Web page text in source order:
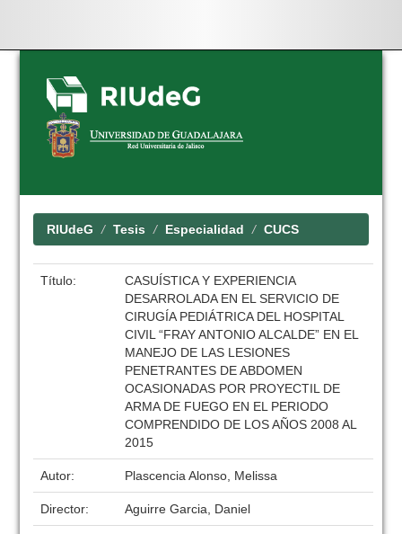
Skip
navigation
RIUdeG Tesis Especialidad CUCS
Título:
CASUÍSTICA Y EXPERIENCIA
DESARROLADA EN EL SERVICIO DE
CIRUGÍA PEDIÁTRICA DEL HOSPITAL
CIVIL “FRAY ANTONIO ALCALDE” EN EL
MANEJO DE LAS LESIONES
PENETRANTES DE ABDOMEN
OCASIONADAS POR PROYECTIL DE
ARMA DE FUEGO EN EL PERIODO
COMPRENDIDO DE LOS AÑOS 2008 AL
2015
Autor: Plascencia Alonso, Melissa
Director: Aguirre Garcia, Daniel